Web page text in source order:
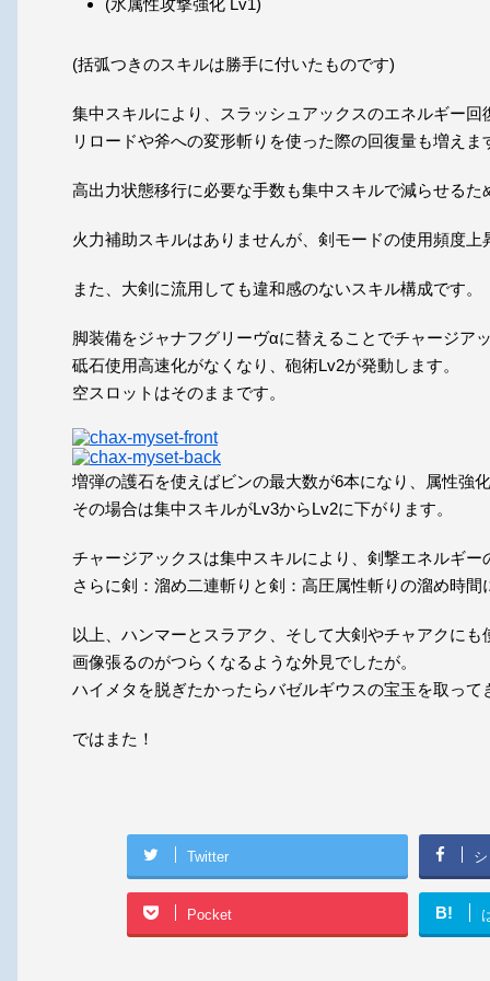
(氷属性攻撃強化 Lv1)
(括弧つきのスキルは勝手に付いたものです)
集中スキルにより、スラッシュアックスのエネルギー回
リロードや斧への変形斬りを使った際の回復量も増えま
高出力状態移行に必要な手数も集中スキルで減らせる
火力補助スキルはありませんが、剣モードの使用頻度
また、大剣に流用しても違和感のないスキル構成です。
脚装備をジャナフグリーヴαに替えることでチャージア
砥石使用高速化がなくなり、砲術Lv2が発動します。
空スロットはそのままです。
増弾の護石を使えばビンの最大数が6本になり、属性強
その場合は集中スキルがLv3からLv2に下がります。
チャージアックスは集中スキルにより、剣撃エネルギー
さらに剣：溜め二連斬り と剣：高圧属性斬りの溜め時間
以上、ハンマーとスラアク、そして大剣やチャアクに
画像張るのがつらくなるような外見でしたが。
ハイメタを脱ぎたかったらバゼルギウスの宝玉を取って
ではまた！
Twitter
Pocket B!